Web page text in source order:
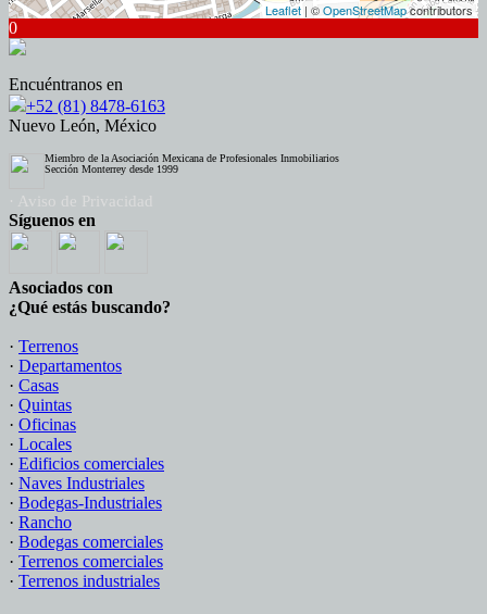
Leaflet | ©OpenStreetMapcontributors
0
Encuéntranos en
+52 (81) 8478-6163
Nuevo León, México
Miembro de la Asociación Mexicana de Profesionales Inmobiliarios
Sección Monterrey desde 1999
· Aviso de Privacidad
Síguenos en
Asociados con
¿Qué estás buscando?
· Terrenos
· Departamentos
· Casas
· Quintas
· Oficinas
· Locales
· Edificios comerciales
· Naves Industriales
· Bodegas-Industriales
· Rancho
· Bodegas comerciales
· Terrenos comerciales
· Terrenos industriales